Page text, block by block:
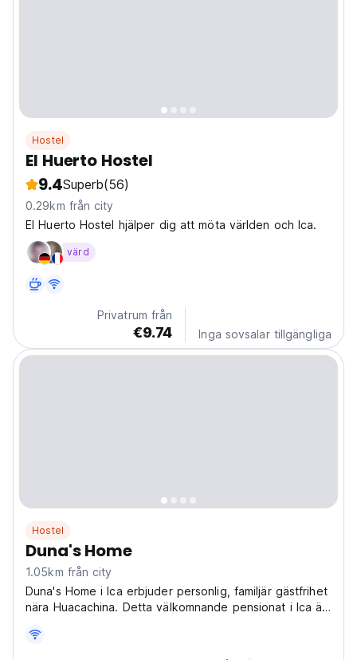
Hostel
El Huerto Hostel
9.4Superb(56)
0.29km från city
El Huerto Hostel hjälper dig att möta världen och Ica.
värd
Privatrum från
€9.74 Inga sovsalar tillgängliga
Hostel
Duna's Home
1.05km från city
Duna's Home i Ica erbjuder personlig, familjär gästfrihet
nära Huacachina. Detta välkomnande pensionat i Ica är
vistelser med lokal insikt. (Auto-translated from original